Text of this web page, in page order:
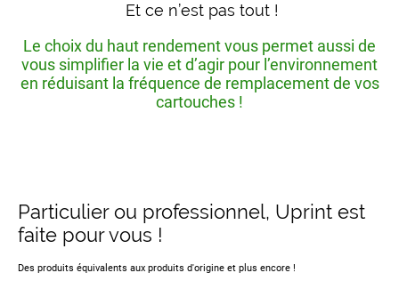
Et ce n’est pas tout !
Le choix du haut rendement vous permet aussi de
vous simplifier la vie et d’agir pour l’environnement
en réduisant la fréquence de remplacement de vos
cartouches !
Particulier ou professionnel, Uprint est
faite pour vous !
Des produits équivalents aux produits d'origine et plus encore !